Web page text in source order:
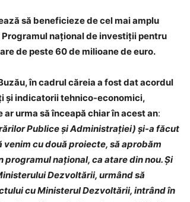
să beneficieze de cel mai amplu
național de investiții pentru
de peste 60 de milioane de euro.
în cadrul căreia a fost dat acordul
și indicatorii tehnico-economici,
urma să înceapă chiar în acest an:
Publice și Administrației) și-a făcut
venim cu două proiecte, să aprobăm
național, ca atare din nou. Și
Dezvoltării, urmând să
cu Ministerul Dezvoltării, intrând în